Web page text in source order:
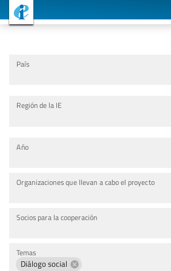
País
Región de la IE
Año
Organizaciones que llevan a cabo el proyecto
Socios para la cooperación
Temas
Diálogo social